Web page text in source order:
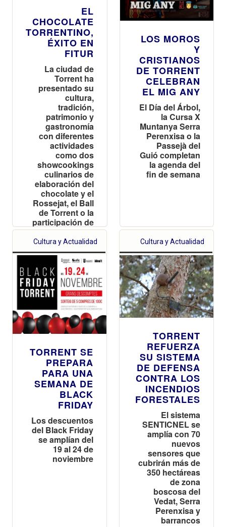
EL
CHOCOLATE
TORRENTINO,
ÉXITO EN
FITUR
La ciudad de
Torrent ha
presentado su
cultura,
tradición,
patrimonio y
gastronomía
con diferentes
actividades
como dos
showcookings
culinarios de
elaboración del
chocolate y el
Rossejat, el Ball
de Torrent o la
participación de
la Reina del
Encuentro
LOS MOROS
Y
CRISTIANOS
DE TORRENT
CELEBRAN
EL MIG ANY
El Día del Árbol,
la Cursa X
Muntanya Serra
Perenxisa o la
Passejà del
Guió completan
la agenda del
fin de semana
Cultura y Actualidad
TORRENT SE
PREPARA
PARA UNA
SEMANA DE
BLACK
FRIDAY
Los descuentos
del Black Friday
se amplían del
19 al 24 de
noviembre
Cultura y Actualidad
TORRENT
REFUERZA
SU SISTEMA
DE DEFENSA
CONTRA LOS
INCENDIOS
FORESTALES
El sistema
SENTICNEL se
amplía con 70
nuevos
sensores que
cubrirán más de
350 hectáreas
de zona
boscosa del
Vedat, Serra
Perenxisa y
barrancos